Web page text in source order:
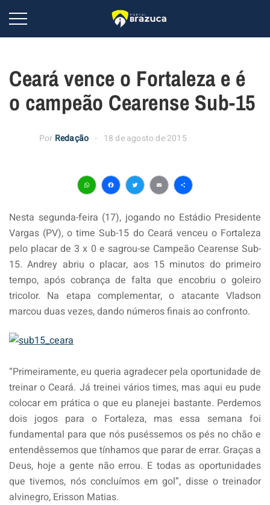
Ceará vence o Fortaleza e é
o campeão Cearense Sub-15
Por Redação 18 de agosto de 2015
WhatsApp
Facebook
Twitter
EmailShare
Nesta segunda-feira (17), jogando no Estádio Presidente
Vargas (PV), o time Sub-15 do Ceará venceu o Fortaleza
pelo placar de 3 x 0 e sagrou-se Campeão Cearense Sub-
15. Andrey abriu o placar, aos 15 minutos do primeiro
tempo, após cobrança de falta que encobriu o goleiro
tricolor. Na etapa complementar, o atacante Vladson
marcou duas vezes, dando números finais ao confronto.
“Primeiramente, eu queria agradecer pela oportunidade de
treinar o Ceará. Já treinei vários times, mas aqui eu pude
colocar em prática o que eu planejei bastante. Perdemos
dois jogos para o Fortaleza, mas essa semana foi
fundamental para que nós puséssemos os pés no chão e
entendêssemos que tínhamos que parar de errar. Graças a
Deus, hoje a gente não errou. E todas as oportunidades
que tivemos, nós concluímos em gol”, disse o treinador
alvinegro, Erisson Matias.